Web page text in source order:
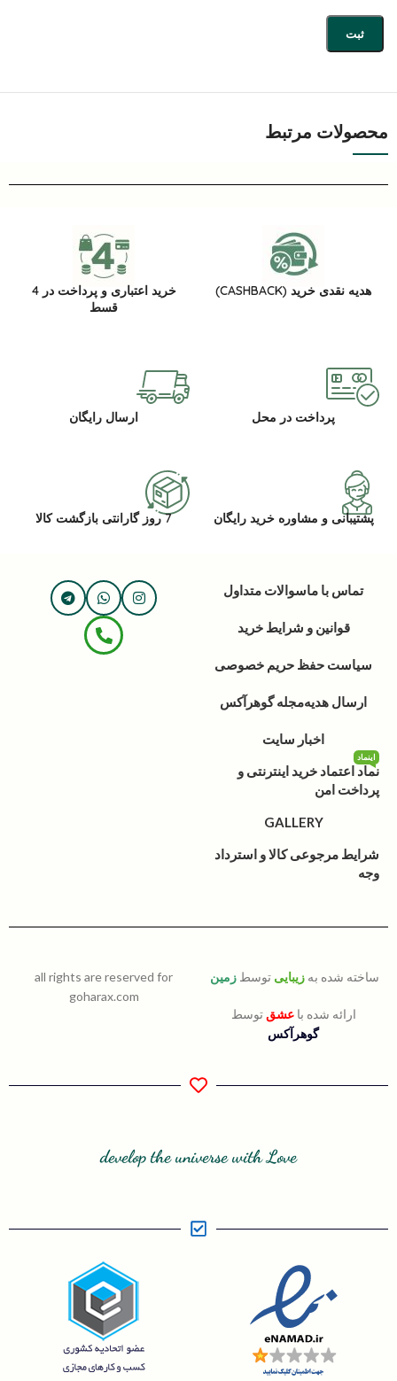
محصولات مرتبط
هدیه نقدی خرید (CASHBACK)
خرید اعتباری و پرداخت در 4
قسط
پرداخت در محل ارسال رایگان
پشتیبانی و مشاوره خرید رایگان 7 روز گارانتی بازگشت کالا
تماس با ماسوالات متداول
قوانین و شرایط خرید
سیاست حفظ حریم خصوصی
ارسال هدیهمجله گوهرآکس
اخبار سایت
نماد اعتماد خرید اینترنتی و
پرداخت امن
اینماد
GALLERY
شرایط مرجوعی کالا و استرداد
وجه
ساخته شده به زیبایی توسط زمین
ارائه شده باعشق توسط
گوهرآکس
all rights are reserved for
goharax.com
develop the universe with Love